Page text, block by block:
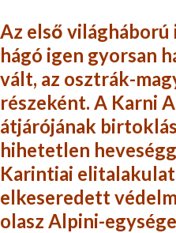
Az első világháború
hágó igen gyorsan
vált, az osztrák-
részeként. A Karni
átjárójának
hihetetlen
Karintiai
elkeseredett
olasz Alpini-